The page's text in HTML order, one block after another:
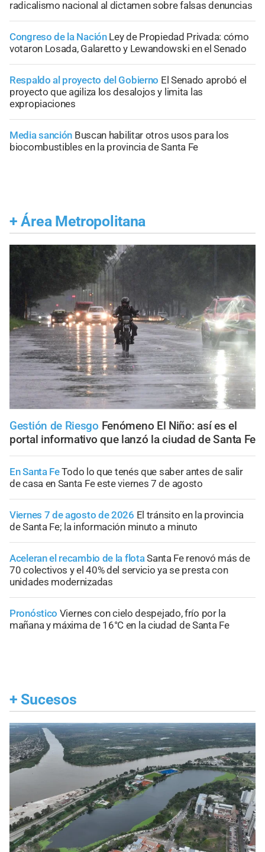
radicalismo nacional al dictamen sobre falsas denuncias
Congreso de la Nación Ley de Propiedad Privada: cómo
votaron Losada, Galaretto y Lewandowski en el Senado
Respaldo al proyecto del Gobierno El Senado aprobó el
proyecto que agiliza los desalojos y limita las
expropiaciones
Media sanción Buscan habilitar otros usos para los
biocombustibles en la provincia de Santa Fe
+ Área Metropolitana
Gestión de Riesgo Fenómeno El Niño: así es el
portal informativo que lanzó la ciudad de Santa Fe
En Santa FeTodo lo que tenés que saber antes de salir
de casa en Santa Fe este viernes 7 de agosto
Viernes 7 de agosto de 2026 El tránsito en la provincia
de Santa Fe; la información minuto a minuto
Aceleran el recambio de la flotaSanta Fe renovó más de
70 colectivos y el 40% del servicio ya se presta con
unidades modernizadas
Pronóstico Viernes con cielo despejado, frío por la
mañana y máxima de 16°C en la ciudad de Santa Fe
+ Sucesos